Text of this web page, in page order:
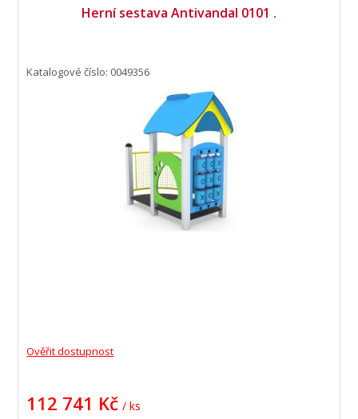
Herní sestava Antivandal 0101 .
Katalogové číslo: 0049356
Ověřit dostupnost
112 741 Kč / ks